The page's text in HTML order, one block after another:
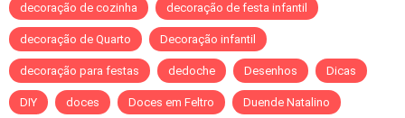
decoração de cozinha decoração de festa infantil
decoração de Quarto Decoração infantil
decoração para festas dedoche Desenhos Dicas
DIY doces Doces em Feltro Duende Natalino